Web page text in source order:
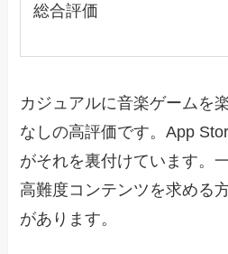
総合評価
カジュアルに音楽ゲームを
なしの高評価です。App
がそれを裏付けています。
高難度コンテンツを求める
があります。